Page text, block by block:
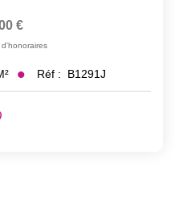
€
Réf : B1291J